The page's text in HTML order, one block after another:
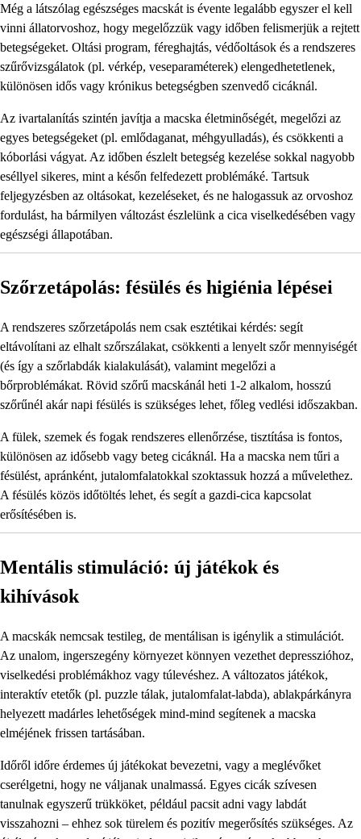
Még a látszólag egészséges macskát is évente legalább egyszer el kell
vinni állatorvoshoz, hogy megelőzzük vagy időben felismerjük a rejtett
betegségeket. Oltási program, féreghajtás, védőoltások és a rendszeres
szűrővizsgálatok (pl. vérkép, veseparaméterek) elengedhetetlenek,
különösen idős vagy krónikus betegségben szenvedő cicáknál.
Az ivartalanítás szintén javítja a macska életminőségét, megelőzi az
egyes betegségeket (pl. emlődaganat, méhgyulladás), és csökkenti a
kóborlási vágyat. Az időben észlelt betegség kezelése sokkal nagyobb
eséllyel sikeres, mint a későn felfedezett problémáké. Tartsuk
feljegyzésben az oltásokat, kezeléseket, és ne halogassuk az orvoshoz
fordulást, ha bármilyen változást észlelünk a cica viselkedésében vagy
egészségi állapotában.
Szőrzetápolás: fésülés és higiénia lépései
A rendszeres szőrzetápolás nem csak esztétikai kérdés: segít
eltávolítani az elhalt szőrszálakat, csökkenti a lenyelt szőr mennyiségét
(és így a szőrlabdák kialakulását), valamint megelőzi a
bőrproblémákat. Rövid szőrű macskánál heti 1-2 alkalom, hosszú
szőrűnél akár napi fésülés is szükséges lehet, főleg vedlési időszakban.
A fülek, szemek és fogak rendszeres ellenőrzése, tisztítása is fontos,
különösen az idősebb vagy beteg cicáknál. Ha a macska nem tűri a
fésülést, apránként, jutalomfalatokkal szoktassuk hozzá a művelethez.
A fésülés közös időtöltés lehet, és segít a gazdi-cica kapcsolat
erősítésében is.
Mentális stimuláció: új játékok és
kihívások
A macskák nemcsak testileg, de mentálisan is igénylik a stimulációt.
Az unalom, ingerszegény környezet könnyen vezethet depresszióhoz,
viselkedési problémákhoz vagy túlevéshez. A változatos játékok,
interaktív etetők (pl. puzzle tálak, jutalomfalat-labda), ablakpárkányra
helyezett madárles lehetőségek mind-mind segítenek a macska
elméjének frissen tartásában.
Időről időre érdemes új játékokat bevezetni, vagy a meglévőket
cserélgetni, hogy ne váljanak unalmassá. Egyes cicák szívesen
tanulnak egyszerű trükköket, például pacsit adni vagy labdát
visszahozni – ehhez sok türelem és pozitív megerősítés szükséges. Az